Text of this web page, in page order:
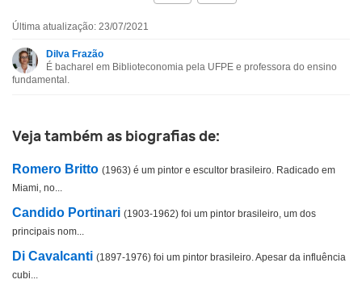
Esta biografia não tem a informação que procuro
Última atualização: 23/07/2021
Dilva Frazão
É bacharel em Biblioteconomia pela UFPE e professora do ensino
fundamental.
Veja também as biografias de:
Romero Britto (1963) é um pintor e escultor brasileiro. Radicado em
Miami, no...
Candido Portinari (1903-1962) foi um pintor brasileiro, um dos
principais nom...
Di Cavalcanti (1897-1976) foi um pintor brasileiro. Apesar da influência
cubi...